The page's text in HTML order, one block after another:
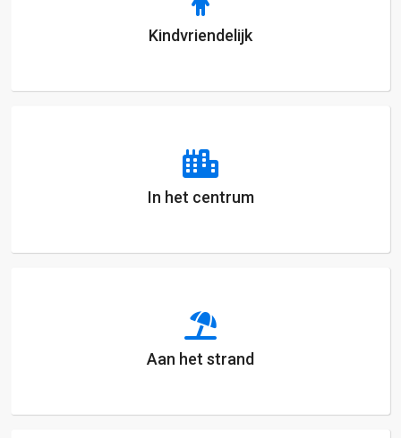
Kindvriendelijk
In het centrum
Aan het strand